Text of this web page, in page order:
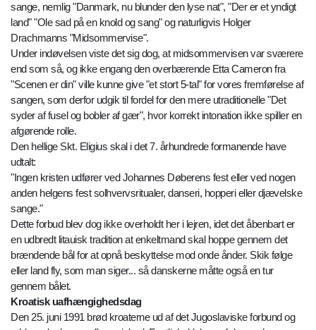
sange, nemlig "Danmark, nu blunder den lyse nat", "Der er et yndigt
land" "Ole sad på en knold og sang" og naturligvis Holger
Drachmanns "Midsommervise".
Under indøvelsen viste det sig dog, at midsommervisen var sværere
end som så, og ikke engang den overbærende Etta Cameron fra
"Scenen er din" ville kunne give "et stort 5-tal" for vores fremførelse af
sangen, som derfor udgik til fordel for den mere utraditionelle "Det
syder af fusel og bobler af gær", hvor korrekt intonation ikke spiller en
afgørende rolle.
Den hellige Skt. Eligius skal i det 7. århundrede formanende have
udtalt:
"Ingen kristen udfører ved Johannes Døberens fest eller ved nogen
anden helgens fest solhvervsritualer, danseri, hopperi eller djævelske
sange."
Dette forbud blev dog ikke overholdt her i lejren, idet det åbenbart er
en udbredt litauisk tradition at enkeltmand skal hoppe gennem det
brændende bål for at opnå beskyttelse mod onde ånder. Skik følge
eller land fly, som man siger... så danskerne måtte også en tur
gennem bålet.
Kroatisk uafhængighedsdag
Den 25. juni 1991 brød kroaterne ud af det Jugoslaviske forbund og